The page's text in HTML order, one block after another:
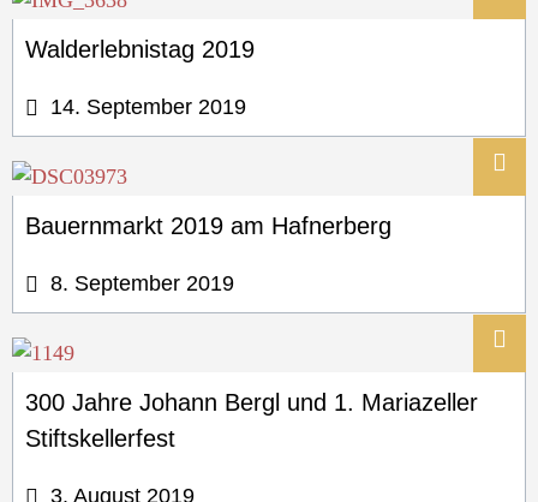
Walderlebnistag 2019
14. September 2019
Bauernmarkt 2019 am Hafnerberg
8. September 2019
300 Jahre Johann Bergl und 1. Mariazeller
Stiftskellerfest
3. August 2019